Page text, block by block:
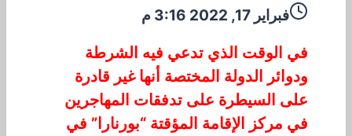
فبراير 17, 2022 3:16 م
في الوقت الذي تدعي فيه الشرطة
ودوائر الدولة المختصة أنها غير قادرة
على السيطرة على تدفقات المهاجرين
في مركز الإقامة المؤقتة “بورنارا” في